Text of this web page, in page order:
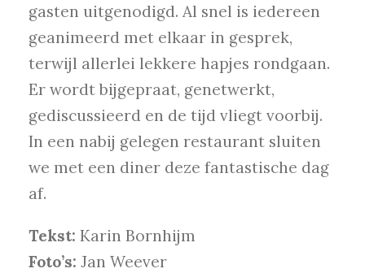
gasten uitgenodigd. Al snel is iedereen
geanimeerd met elkaar in gesprek,
terwijl allerlei lekkere hapjes rondgaan.
Er wordt bijgepraat, genetwerkt,
gediscussieerd en de tijd vliegt voorbij.
In een nabij gelegen restaurant sluiten
we met een diner deze fantastische dag
af.
Tekst: Karin Bornhijm
Foto’s: Jan Weever